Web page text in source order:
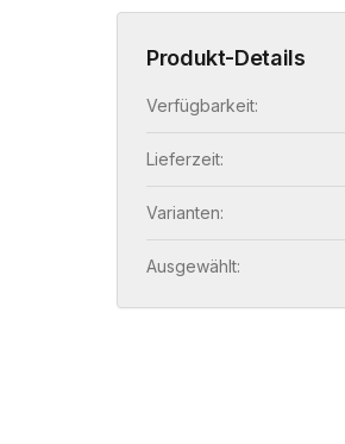
Produkt-Details
Verfügbarkeit:
Lieferzeit:
Varianten:
Ausgewählt: